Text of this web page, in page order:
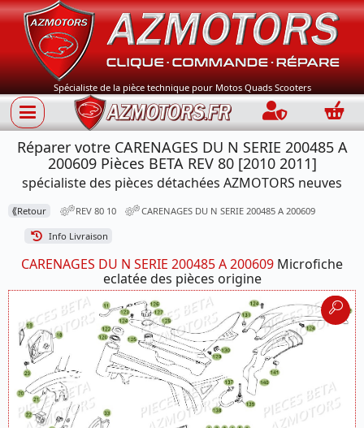
Spécialiste de la pièce technique pour Motos Quads Scooters
Connection
Réparer votre CARENAGES DU N SERIE 200485 A
200609 Pièces BETA REV 80 [2010 2011]
spécialiste des pièces détachées AZMOTORS neuves
⟪Retour REV 80 10 CARENAGES DU N SERIE 200485 A 200609
Info Livraison
CARENAGES DU N SERIE 200485 A 200609 Microfiche
eclatée des pièces origine